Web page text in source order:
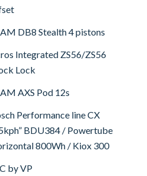
DB8 Stealth 4 pistons
Integrated ZS56/ZS56
Lock
AXS Pod 12s
Performance line CX
BDU384 / Powertube
800Wh / Kiox 300
by VP